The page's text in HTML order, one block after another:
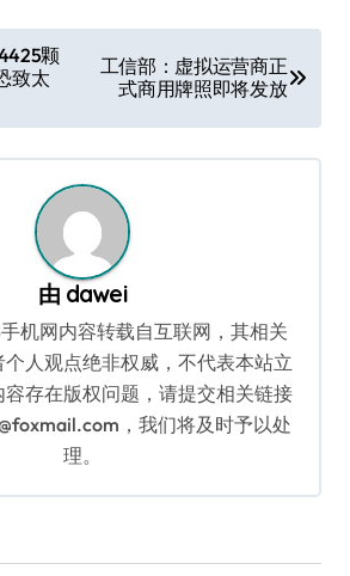
颗
致太
工信部：虚拟运营商正
式商用牌照即将发放
由 dawei
手机网内容转载自互联网，其相关
人观点绝非权威，不代表本站立
存在版权问题，请提交相关链接
，我们将及时予以处
理。